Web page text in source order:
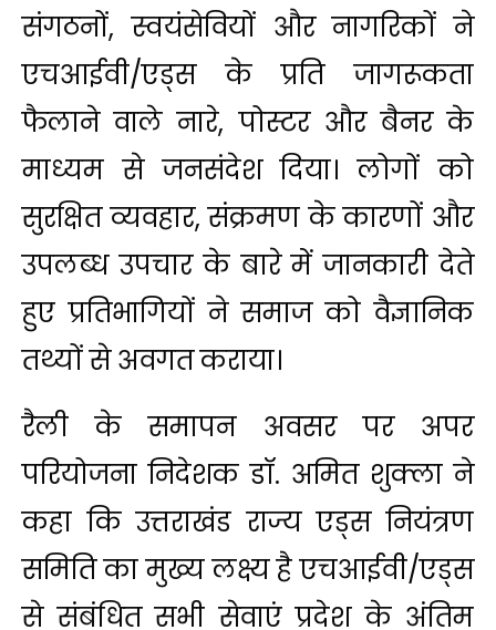
संगठनों, स्वयंसेवियों और नागरिकों ने
एचआईवी/एड्स के प्रति जागरूकता
फैलाने वाले नारे, पोस्टर और बैनर के
माध्यम से जनसंदेश दिया। लोगों को
सुरक्षित व्यवहार, संक्रमण के कारणों और
उपलब्ध उपचार के बारे में जानकारी देते
हुए प्रतिभागियों ने समाज को वैज्ञानिक
तथ्यों से अवगत कराया।
रैली के समापन अवसर पर अपर
परियोजना निदेशक डॉ. अमित शुक्ला ने
कहा कि उत्तराखंड राज्य एड्स नियंत्रण
समिति का मुख्य लक्ष्य है एचआईवी/एड्स
से संबंधित सभी सेवाएं प्रदेश के अंतिम